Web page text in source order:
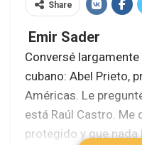
Share
Emir Sader
Conversé
cubano: Abel Prieto,
Américas. Le
está Raúl Castro. Me
protegido y que nada